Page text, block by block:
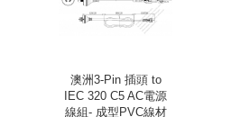
澳洲3-Pin 插頭 to
IEC 320 C5 AC電源
線組- 成型PVC線材